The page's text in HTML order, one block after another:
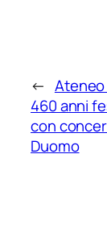
← Ateneo
460 anni
con
Duomo